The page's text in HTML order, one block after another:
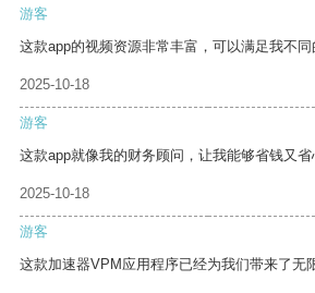
游客
这款app的视频资源非常丰富，可以满足我不同
2025-10-18
游客
这款app就像我的财务顾问，让我能够省钱又省
2025-10-18
游客
这款加速器VPM应用程序已经为我们带来了无